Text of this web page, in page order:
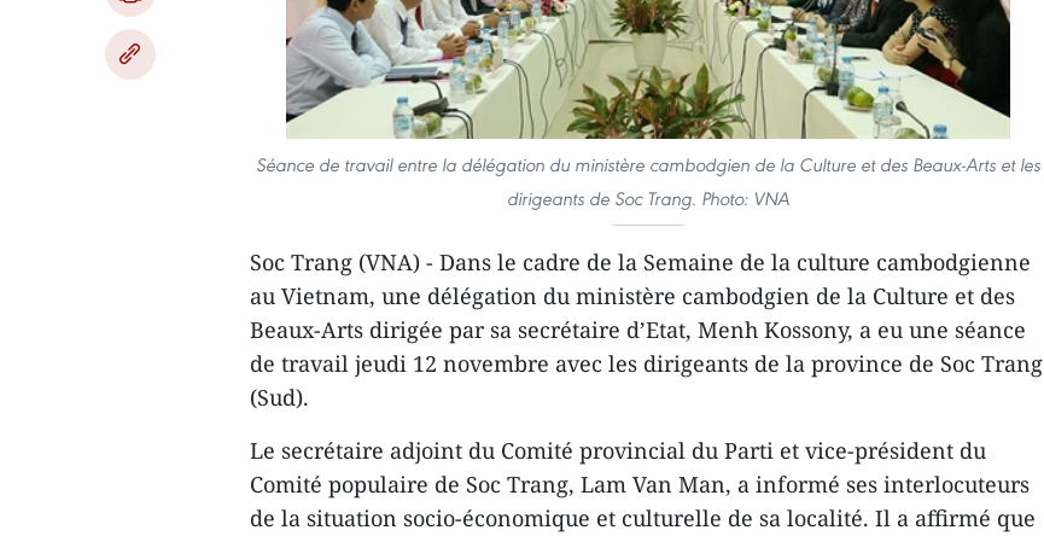
Séance de travail entre la délégation du ministère cambodgien de la Culture et des Beaux-Arts et les
dirigeants de Soc Trang. Photo: VNA
Soc Trang (VNA) - Dans le cadre de la Semaine ​de la culture cambodgienne
au Vietnam, une délégation du ministère cambodgien de la Culture et des
Beaux-Arts dirigée par s​a secrétaire d’Etat, Menh Kossony, a eu une séance
de travail jeudi 12 novembre avec les dirigeants de la province de Soc Trang
(Sud).
Le secrétaire adjoint du Comité provincial du Parti et vice-président du
Comité populaire de Soc Trang, Lam Van Man, a informé ses interlocuteurs
de la situation socio-économique et culturelle de sa localité. Il a affirmé que